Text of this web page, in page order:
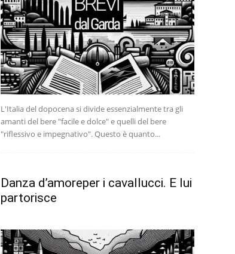
L'Italia del dopocena si divide essenzialmente tra gli
amanti del bere "facile e dolce" e quelli del bere
"riflessivo e impegnativo". Questo è quanto...
Danza d’amoreper i cavallucci. E lui
partorisce